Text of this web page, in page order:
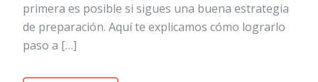
primera es posible si sigues una buena estrategia
de preparación. Aquí te explicamos cómo lograrlo
paso a […]